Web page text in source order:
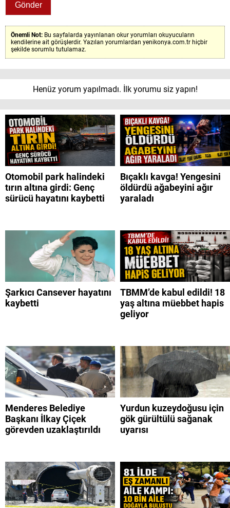
Önemli Not: Bu sayfalarda yayınlanan okur yorumları okuyucuların
kendilerine ait görüşlerdir. Yazılan yorumlardan yenikonya.com.tr hiçbir
şekilde sorumlu tutulamaz.
Henüz yorum yapılmadı. İlk yorumu siz yapın!
Otomobil park halindeki
tırın altına girdi: Genç
sürücü hayatını kaybetti
Bıçaklı kavga! Yengesini
öldürdü ağabeyini ağır
yaraladı
Şarkıcı Cansever hayatını
kaybetti
TBMM’de kabul edildi! 18
yaş altına müebbet hapis
geliyor
Menderes Belediye
Başkanı İlkay Çiçek
görevden uzaklaştırıldı
Yurdun kuzeydoğusu için
gök gürültülü sağanak
uyarısı